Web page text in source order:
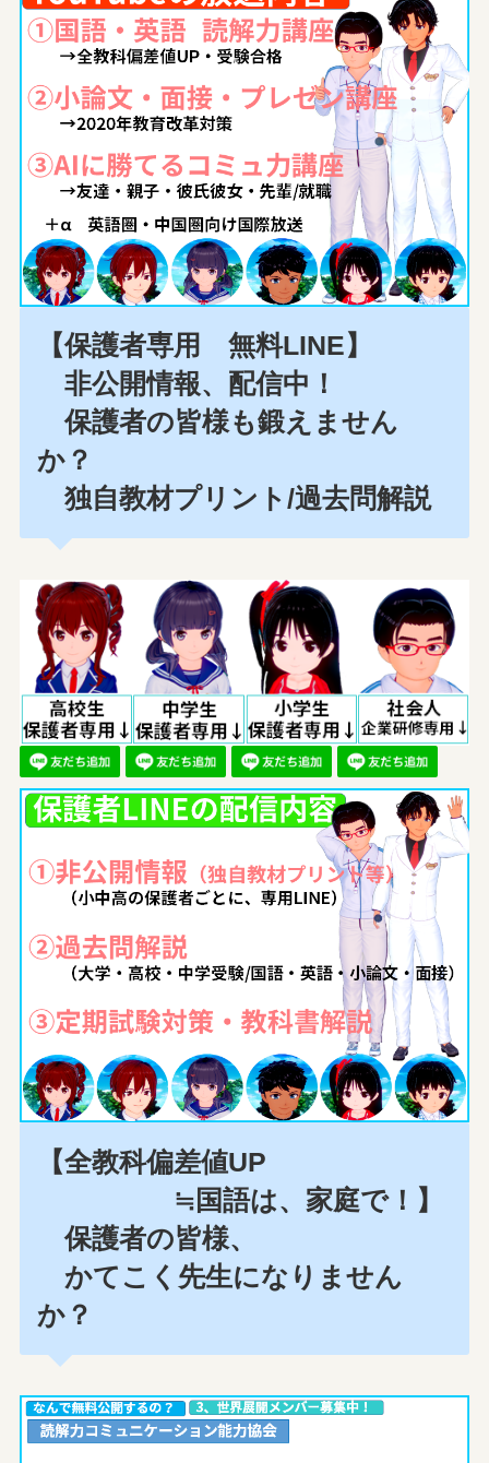
【保護者専用 無料LINE】
非公開情報、配信中！
保護者の皆様も鍛えません
か？
独自教材プリント/過去問解説
【全教科偏差値UP
≒国語は、家庭で！】
保護者の皆様、
かてこく先生になりません
か？